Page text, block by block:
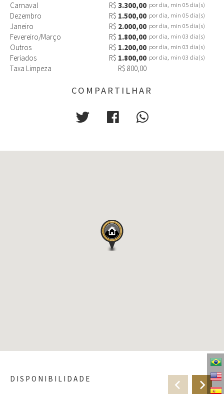
Carnaval R$ 3.300,00 por dia, min 05 dia(s)
Dezembro R$ 1.500,00 por dia, min 05 dia(s)
Janeiro R$ 2.000,00 por dia, min 05 dia(s)
Fevereiro/Março R$ 1.800,00 por dia, min 03 dia(s)
Outros R$ 1.200,00 por dia, min 03 dia(s)
Feriados R$ 1.800,00 por dia, min 03 dia(s)
Taxa Limpeza R$ 800,00
COMPARTILHAR
DISPONIBILIDADE